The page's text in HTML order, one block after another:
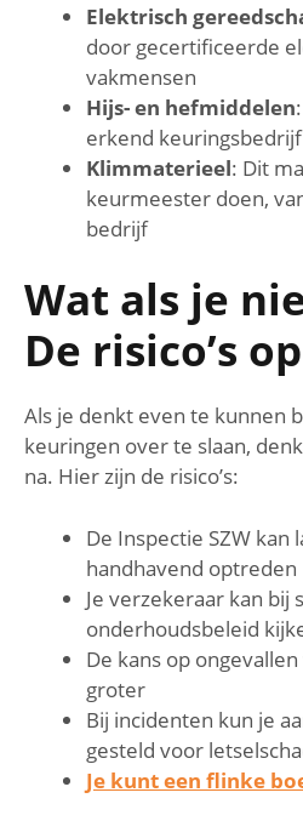
Elektrisch
door gecertificeerde
vakmensen
Hijs- en hefmiddelen
erkend
Klimmaterieel: Dit
keurmeester doen,
bedrijf
Wat als je
De risico’s
Als je denkt even te kunnen
keuringen over te slaan,
na. Hier zijn de risico’s:
De Inspectie SZW kan
handhavend optreden
Je verzekeraar kan bij
onderhoudsbeleid
De kans op
groter
Bij incidenten kun je
gesteld voor
Je kunt een flinke